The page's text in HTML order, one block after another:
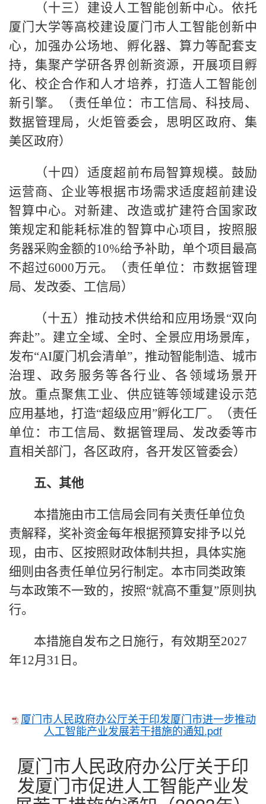
（十三）建设人工智能创新中心。依托
厦门大学等高校建设厦门市人工智能创新中
心，加强办公场地、孵化器、算力等配套支
持，集聚产学研各界创新资源，开展项目孵
化、校企合作和人才培养，打造人工智能创
新引擎。（责任单位：市工信局、科技局、
数据管理局，火炬管委会，思明区政府、集
美区政府）
（十四）适度超前布局智算规模。鼓励
运营商、企业等根据市场需求适度超前建设
智算中心。对新建、改造或扩建符合国家政
策规定和能耗标准的智算中心项目，按照服
务器采购金额的10%给予补助，单个项目最高
不超过6000万元。（责任单位：市数据管理
局、发改委、工信局）
（十五）推动技术供给和应用场景“双向
奔赴”。建立全域、全时、全景应用场景库，
发布“AI厦门机会清单”，推动智能制造、城市
治理、政务服务等各行业、各领域场景开
放。重点聚焦工业、供应链等领域建设示范
应用基地，打造“超级应用”孵化工厂。（责任
单位：市工信局、数据管理局、发改委等市
直相关部门，各区政府，各开发区管委会）
五、其他
本措施由市工信局会同有关责任单位负
责解释，奖补资金每年根据预算安排予以兑
现，由市、区按照财政体制共担，具体实施
细则由各责任单位另行制定。本市同类政策
与本政策不一致的，按照“就高不重复”原则执
行。
本措施自发布之日施行，有效期至2027
年12月31日。
厦门市人民政府办公厅关于印发厦门市进一步推动
人工智能产业发展若干措施的通知.pdf
厦门市人民政府办公厅关于印
发厦门市促进人工智能产业发